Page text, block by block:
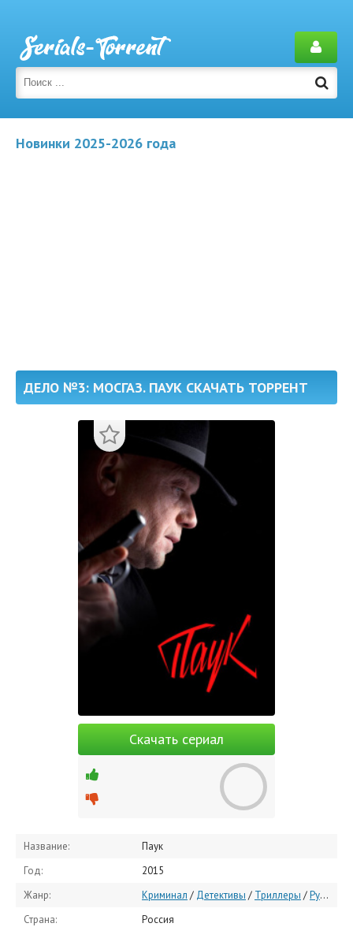
Новинки 2025-2026 года
ДЕЛО №3: МОСГАЗ. ПАУК СКАЧАТЬ ТОРРЕНТ
Скачать сериал
Название:
Паук
Год:
2015
Жанр:
Криминал / Детективы / Триллеры /Русские сериалы
Страна:
Россия